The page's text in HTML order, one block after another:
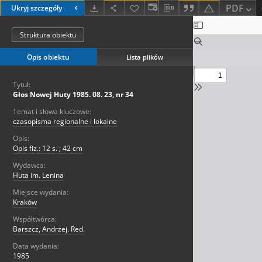
Ukryj szczegóły PDF
Struktura obiektu
Opis obiektu Lista plików
Tytuł:
Głos Nowej Huty 1985. 08. 23, nr 34
Temat i słowa kluczowe:
czasopisma regionalne i lokalne
Opis:
Opis fiz.: 12 s. ; 42 cm
Wydawca:
Huta im. Lenina
Miejsce wydania:
Kraków
Współtwórca:
Barszcz, Andrzej. Red.
Data wydania:
1985